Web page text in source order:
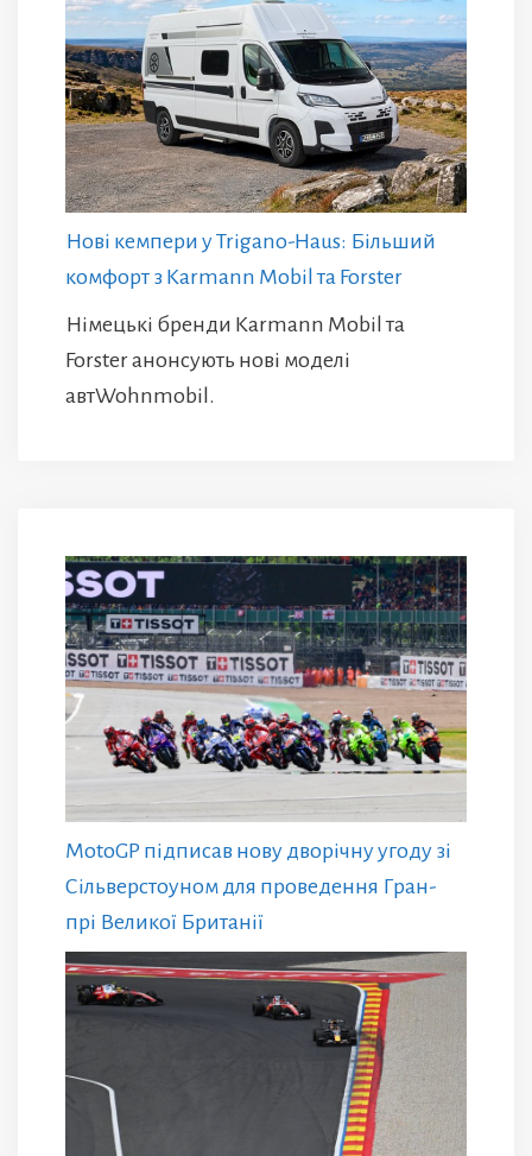
Нові кемпери у Trigano-Haus: Більший
комфорт з Karmann Mobil та Forster
Німецькі бренди Karmann Mobil та
Forster анонсують нові моделі
автWohnmobil.
MotoGP підписав нову дворічну угоду зі
Сільверстоуном для проведення Гран-
прі Великої Британії